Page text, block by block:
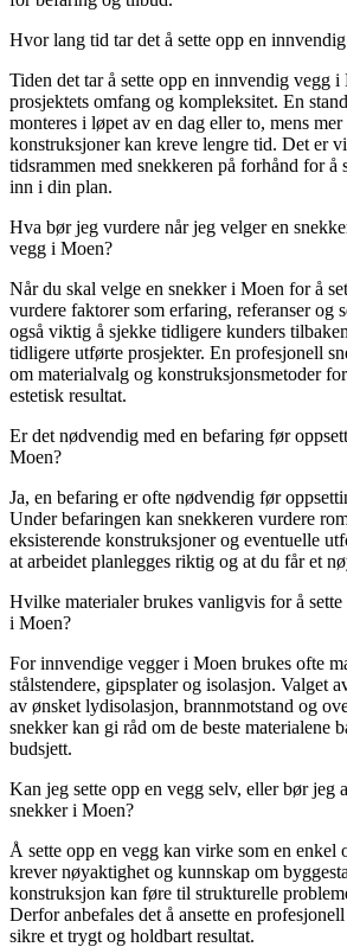
Hvor lang tid tar det å sette opp en
Tiden det tar å sette opp en innvendig vegg
prosjektets omfang og kompleksitet. En
monteres i løpet av en dag eller to, mens
konstruksjoner kan kreve lengre tid. Det er
tidsrammen med snekkeren på forhånd for å
inn i din plan.
Hva bør jeg vurdere når jeg velger en
vegg i Moen?
Når du skal velge en snekker i Moen for å
vurdere faktorer som erfaring, referanser og
også viktig å sjekke tidligere kunders
tidligere utførte prosjekter. En profesjonell
om materialvalg og konstruksjonsmetoder
estetisk resultat.
Er det nødvendig med en befaring før
Moen?
Ja, en befaring er ofte nødvendig før
Under befaringen kan snekkeren vurdere
eksisterende konstruksjoner og eventuelle
at arbeidet planlegges riktig og at du får et
Hvilke materialer brukes vanligvis for å
i Moen?
For innvendige vegger i Moen brukes ofte
stålstendere, gipsplater og isolasjon. Valget
av ønsket lydisolasjon, brannmotstand og
snekker kan gi råd om de beste materialene
budsjett.
Kan jeg sette opp en vegg selv, eller bør jeg
snekker i Moen?
Å sette opp en vegg kan virke som en enkel
krever nøyaktighet og kunnskap om
konstruksjon kan føre til strukturelle
Derfor anbefales det å ansette en
sikre et trygt og holdbart resultat.